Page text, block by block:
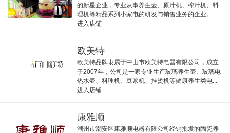
的新星企业，专业从事养生壶、原汁机、榨汁机、料
理机等精品系列小家电的研发与销售业务的企业。...
进入店铺
欧美特
欧美特品牌隶属于中山市欧美特电器有限公司，成立
于2007年，公司是一家专业生产玻璃养生壶、玻璃电
热水壶、料理机、豆浆机、挂烫机等健康养生类电...
进入店铺
康雅顺
潮州市潮安区康雅顺电器有限公司经销批发的陶瓷养